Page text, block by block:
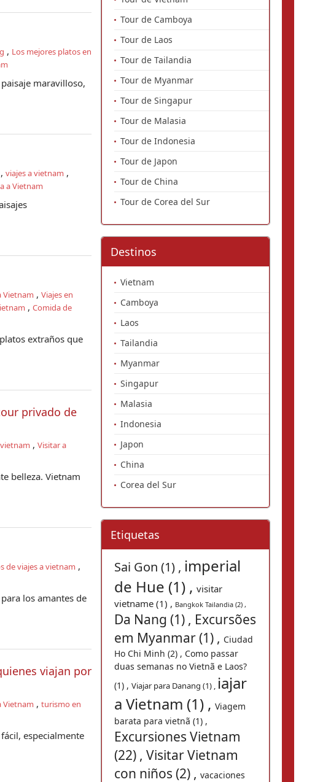
, Los mejores platos en
maravilloso,
, viajes a vietnam ,
a Vietnam
Vietnam , Viajes en
, Comida de
extraños que
privado de
, Visitar a
belleza. Vietnam
de viajes a vietnam ,
los amantes de
viajan por
Vietnam , turismo en
especialmente
Tour de Camboya
Tour de Laos
Tour de Tailandia
Tour de Myanmar
Tour de Singapur
Tour de Malasia
Tour de Indonesia
Tour de Japon
Tour de China
Tour de Corea del Sur
Destinos
Vietnam
Camboya
Laos
Tailandia
Myanmar
Singapur
Malasia
Indonesia
Japon
China
Corea del Sur
Etiquetas
Sai Gon (1) , imperial
de Hue (1) , visitar
vietname (1) , Bangkok Tailandia (2) ,
Da Nang (1) , Excursões
em Myanmar (1) , Ciudad
Ho Chi Minh (2) , Como passar
duas semanas no Vietnã e Laos?
(1) , Viajar para Danang (1) , iajar
a Vietnam (1) , Viagem
barata para vietnã (1) ,
Excursiones Vietnam
(22) , Visitar Vietnam
con niños (2) , vacaciones